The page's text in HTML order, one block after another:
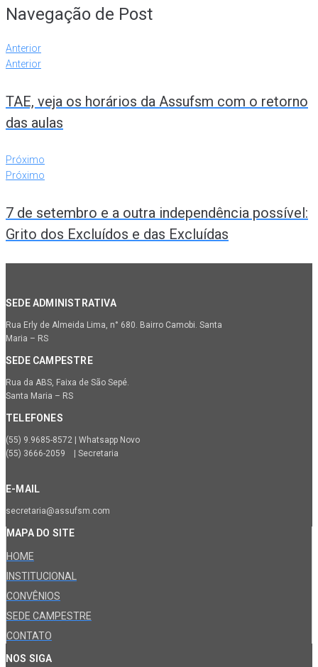
Navegação de Post
Anterior
Anterior
TAE, veja os horários da Assufsm com o retorno
das aulas
Próximo
Próximo
7 de setembro e a outra independência possível:
Grito dos Excluídos e das Excluídas
SEDE ADMINISTRATIVA
Rua Erly de Almeida Lima, n° 680. Bairro Camobi. Santa
Maria – RS
SEDE CAMPESTRE
Rua da ABS, Faixa de São Sepé.
Santa Maria – RS
TELEFONES
(55) 9.9685-8572 | Whatsapp Novo
(55) 3666-2059 | Secretaria
E-MAIL
secretaria@assufsm.com
MAPA DO SITE
HOME
INSTITUCIONAL
CONVÊNIOS
SEDE CAMPESTRE
CONTATO
NOS SIGA